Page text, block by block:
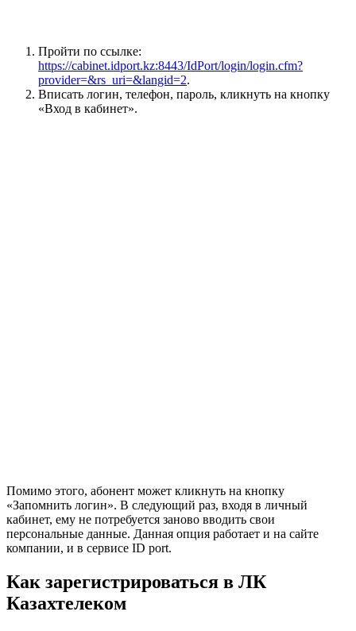
Пройти по ссылке:
https://cabinet.idport.kz:8443/IdPort/login/login.cfm?
provider=&rs_uri=&langid=2.
Вписать логин, телефон, пароль, кликнуть на кнопку
«Вход в кабинет».
Помимо этого, абонент может кликнуть на кнопку
«Запомнить логин». В следующий раз, входя в личный
кабинет, ему не потребуется заново вводить свои
персональные данные. Данная опция работает и на сайте
компании, и в сервисе ID port.
Как зарегистрироваться в ЛК
Казахтелеком